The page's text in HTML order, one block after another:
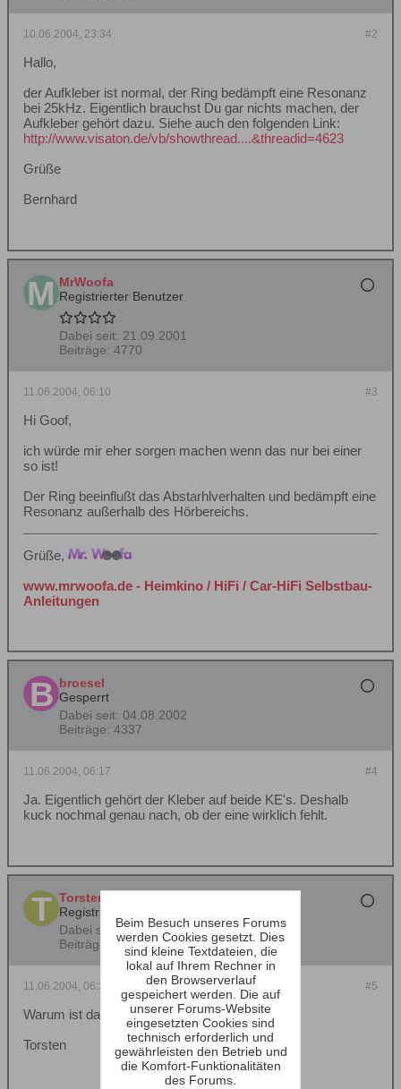
#2
10.06.2004, 23:34
Hallo,
der Aufkleber ist normal, der Ring bedämpft eine Resonanz
bei 25kHz. Eigentlich brauchst Du gar nichts machen, der
Aufkleber gehört dazu. Siehe auch den folgenden Link:
http://www.visaton.de/vb/showthread....&threadid=4623
Grüße
Bernhard
MrWoofa
Registrierter Benutzer
Dabei seit: 21.09.2001
Beiträge: 4770
#3
11.06.2004, 06:10
Hi Goof,
ich würde mir eher sorgen machen wenn das nur bei einer
so ist!
Der Ring beeinflußt das Abstarhlverhalten und bedämpft eine
Resonanz außerhalb des Hörbereichs.
Grüße,
www.mrwoofa.de - Heimkino / HiFi / Car-HiFi Selbstbau-
Anleitungen
broesel
Gesperrt
Dabei seit: 04.08.2002
Beiträge: 4337
#4
11.06.2004, 06:17
Ja. Eigentlich gehört der Kleber auf beide KE's. Deshalb
kuck nochmal genau nach, ob der eine wirklich fehlt.
Torsten
Registrierter Benutzer
Dabei seit: 20.02.2002
Beiträge:
702
#5
11.06.2004, 06:32
Warum ist das nur bei einer??
Torsten
Beim Besuch unseres Forums
werden Cookies gesetzt. Dies
sind kleine Textdateien, die
lokal auf Ihrem Rechner in
den Browserverlauf
gespeichert werden. Die auf
unserer Forums-Website
eingesetzten Cookies sind
technisch erforderlich und
gewährleisten den Betrieb und
die Komfort-Funktionalitäten
des Forums.